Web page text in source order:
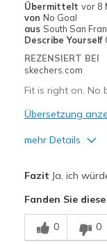
View On Shoes
Übermittelt vor 8
von No Goal
aus South San
Describe Yourself
REZENSIERT BEI
skechers.com
Fit is right on. No
Übersetzung
mehr Details
Geeignete
Casual Wear
Fazit Ja, ich
Fanden Sie
0 0